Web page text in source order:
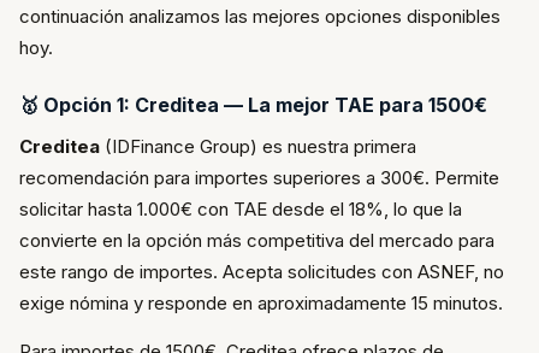
continuación analizamos las mejores opciones disponibles
hoy.
🥇 Opción 1: Creditea — La mejor TAE para 1500€
Creditea (IDFinance Group) es nuestra primera
recomendación para importes superiores a 300€. Permite
solicitar hasta 1.000€ con TAE desde el 18%, lo que la
convierte en la opción más competitiva del mercado para
este rango de importes. Acepta solicitudes con ASNEF, no
exige nómina y responde en aproximadamente 15 minutos.